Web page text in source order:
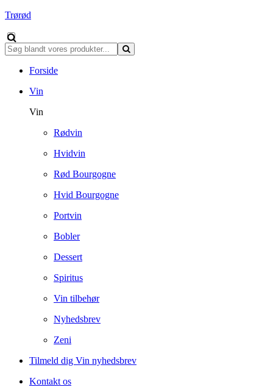
Trørød
Forside
Vin
Vin
Rødvin
Hvidvin
Rød Bourgogne
Hvid Bourgogne
Portvin
Bobler
Dessert
Spiritus
Vin tilbehør
Nyhedsbrev
Zeni
Tilmeld dig Vin nyhedsbrev
Kontakt os